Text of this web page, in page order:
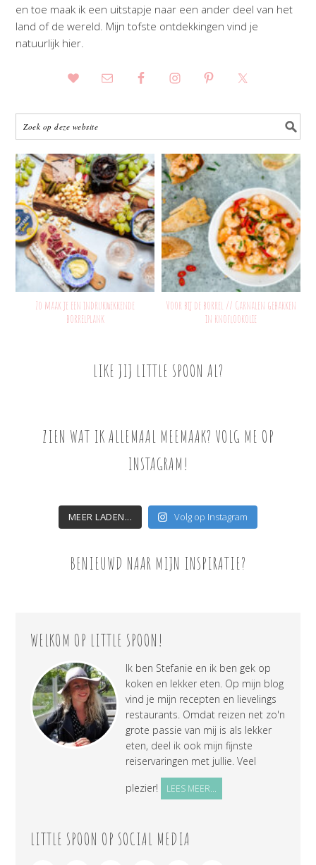
en toe maak ik een uitstapje naar een ander deel van het
land of de wereld. Mijn tofste ontdekkingen vind je
natuurlijk hier.
Zo maak je een indrukwekkende
borrelplank
Voor bij de borrel // Garnalen gebakken
in knoflookolie
LIKE JIJ LITTLE SPOON AL?
ZIEN WAT IK ALLEMAAL MEEMAAK? VOLG ME OP
INSTAGRAM!
MEER LADEN... Volg op Instagram
BENIEUWD NAAR MIJN INSPIRATIE?
WELKOM OP LITTLE SPOON!
Ik ben Stefanie en ik ben gek op
koken en lekker eten. Op mijn blog
vind je mijn recepten en lievelings
restaurants. Omdat reizen net zo'n
grote passie van mij is als lekker
eten, deel ik ook mijn fijnste
reiservaringen met jullie. Veel
plezier!
LEES MEER...
LITTLE SPOON OP SOCIAL MEDIA